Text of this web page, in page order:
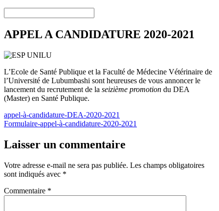
APPEL A CANDIDATURE 2020-2021
L’Ecole de Santé Publique et la Faculté de Médecine Vétérinaire de
l’Université de Lubumbashi sont heureuses de vous annoncer le
lancement du recrutement de la seizième promotion du DEA
(Master) en Santé Publique.
appel-à-candidature-DEA-2020-2021
Formulaire-appel-à-candidature-2020-2021
Laisser un commentaire
Votre adresse e-mail ne sera pas publiée. Les champs obligatoires
sont indiqués avec *
Commentaire *